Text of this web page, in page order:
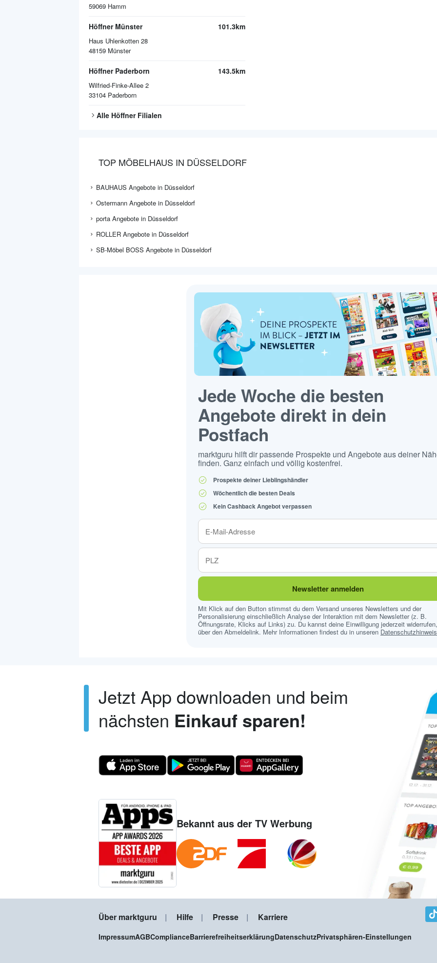
59069 Hamm
Höffner Münster
Haus Uhlenkotten 28
48159 Münster
101.3km
Höffner Paderborn
Wilfried-Finke-Allee 2
33104 Paderborn
143.5km
Alle HöffnerFilialen
TOP MÖBELHAUS IN DÜSSELDORF
BAUHAUS Angebote in Düsseldorf
Ostermann Angebote in Düsseldorf
porta Angebote in Düsseldorf
ROLLER Angebote in Düsseldorf
SB-Möbel BOSS Angebote in Düsseldorf
Jede Woche die besten
Angebote direkt in dein
Postfach
marktguru hilft dir passende Prospekte und Angebote aus deiner
finden. Ganz einfach und völlig kostenfrei.
Prospekte deiner Lieblingshändler
Wöchentlich die besten Deals
Kein Cashback Angebot verpassen
Newsletter anmelden
Mit Klick auf den Button stimmst du dem Versand unseres Newsletters und der
Personalisierung einschließlich Analyse der Interaktion mit dem Newsletter (z. B.
Öffnungsrate, Klicks auf Links) zu. Du kannst deine Einwilligung jederzeit
über den Abmeldelink. Mehr Informationen findest du in unseren
Jetzt App downloaden und beim
nächsten Einkauf sparen!
Bekannt aus der TV Werbung
Über marktguru Hilfe Presse Karriere
ImpressumAGBComplianceBarrierefreiheitserklärungDatenschutzPrivatsphären-Einstellungen